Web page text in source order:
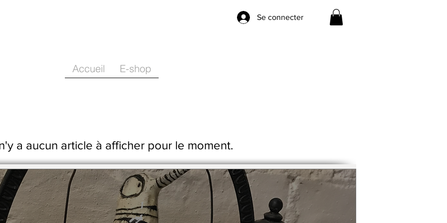
Se connecter
Accueil E-shop
a aucun article à afficher pour le moment.